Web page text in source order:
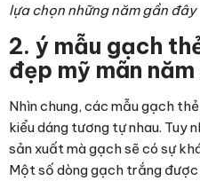
lựa chọn những năm gần đây
2. ý mẫu gạch
đẹp mỹ mãn
Nhìn chung, các mẫu gạch
kiểu dáng tương tự nhau. Tuy
sản xuất mà gạch sẽ có sự
Một số dòng gạch trắng